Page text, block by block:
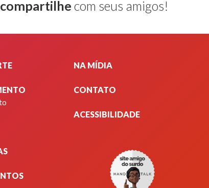
compartilhe com seus amigos!
NA MÍDIA
CONTATO
ACESSIBILIDADE